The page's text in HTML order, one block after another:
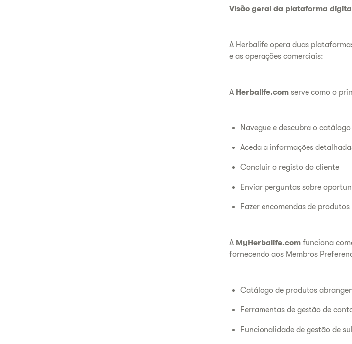
Visão geral da plataforma
A Herbalife opera duas
e as operações comerciais:
A Herbalife.com serve como o
Navegue e descubra o
Aceda a informações
Concluir o registo do cliente
Enviar perguntas sobre
Fazer encomendas de
A MyHerbalife.com funciona
fornecendo aos Membros
Catálogo de produtos
Ferramentas de gestão de
Funcionalidade de gestão de